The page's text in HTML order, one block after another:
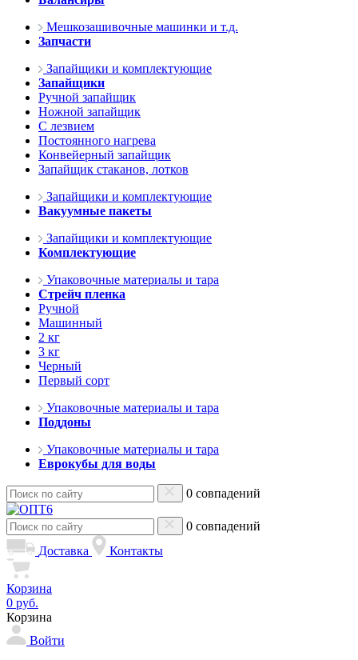
Мешкозашивочные машинки и т.д.
Запчасти
Запайщики и комплектующие
Запайщики
Ручной запайщик
Ножной запайщик
С лезвием
Постоянного нагрева
Конвейерный запайщик
Запайщик стаканов, лотков
Запайщики и комплектующие
Вакуумные пакеты
Запайщики и комплектующие
Комплектующие
Упаковочные материалы и тара
Стрейч пленка
Ручной
Машинный
2 кг
3 кг
Черный
Первый сорт
Упаковочные материалы и тара
Поддоны
Упаковочные материалы и тара
Еврокубы для воды
0 совпадений
0 совпадений
Доставка
Контакты
Корзина
0 руб.
Корзина
Войти